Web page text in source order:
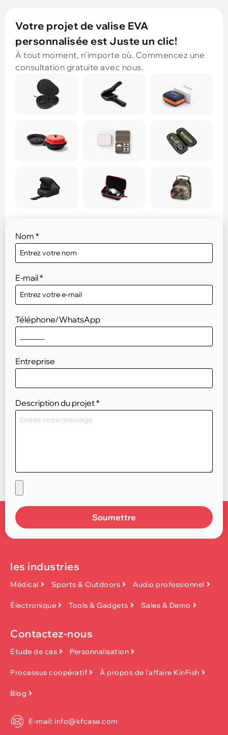
Nom *
E-mail*
Téléphone/WhatsApp
Entreprise
Description du projet*
Soumettre
Votre projet de valise EVA
personnalisée est Juste un clic!
À tout moment, n'importe où. Commencez une
consultation gratuite avec nous.
les industries
Médical Sports & Outdoors Audio professionnel
Électronique Tools & Gadgets Sales & Demo
Contactez-nous
Étude de cas Personnalisation
Processus coopératif À propos de l'affaire KinFish
Blog
E-mail: info@kfcase.com